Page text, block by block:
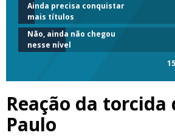
Ainda precisa conquistar
mais títulos
Não, ainda não chegou
nesse nível
Reação da torcida
Paulo